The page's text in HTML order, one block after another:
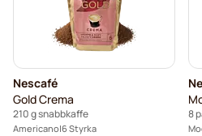
Nescafé
Gold Crema
210 g snabbkaffe
Americano 6 Styrka
8